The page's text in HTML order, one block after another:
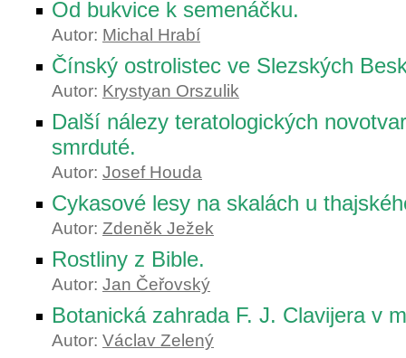
Od bukvice k semenáčku.
Autor: Michal Hrabí
Čínský ostrolistec ve Slezských
Autor: Krystyan Orszulik
Další nálezy teratologických
smrduté.
Autor: Josef Houda
Cykasové lesy na skalách u
Autor: Zdeněk Ježek
Rostliny z Bible.
Autor: Jan Čeřovský
Botanická zahrada F. J. Clavijera v
Autor: Václav Zelený